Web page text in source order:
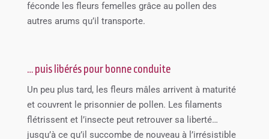
féconde les fleurs femelles grâce au pollen des
autres arums qu’il transporte.
… puis libérés pour bonne conduite
Un peu plus tard, les fleurs mâles arrivent à maturité
et couvrent le prisonnier de pollen. Les filaments
flétrissent et l’insecte peut retrouver sa liberté…
jusqu’à ce qu’il succombe de nouveau à l’irrésistible